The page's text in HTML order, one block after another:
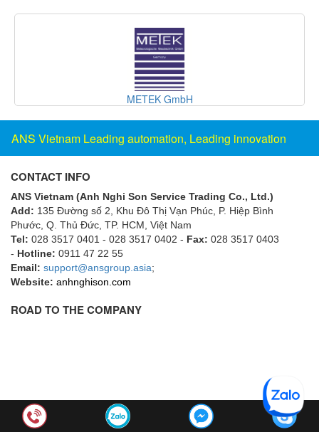
High pressure / SPRAGUE Vietnam
Hima
Hima
Hioki
Hirschmann
HITEC Sensor Developments
HKC
Hodaka
Honeywell
HOYER
HS-Cooler
ANS Vietnam Leading automation, Leading innovation
CONTACT INFO
ANS Vietnam (Anh Nghi Son Service Trading Co., Ltd.)
Add: 135 Đường số 2, Khu Đô Thị Vạn Phúc, P. Hiệp Bình
Phước, Q. Thủ Đức, TP. HCM , Việt Nam
Tel: 028 3517 0401 - 028 3517 0402 - Fax: 028 3517 0403
- Hotline: 0911 47 22 55
Email: support@ansgroup.asia;
Website: anhnghison.com
ROAD TO THE COMPANY